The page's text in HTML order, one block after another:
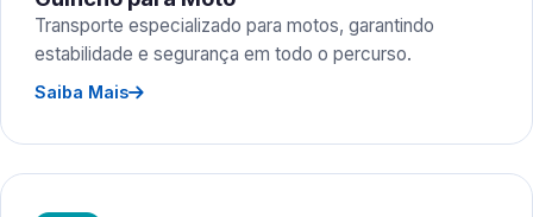
Transporte especializado para motos, garantindo
estabilidade e segurança em todo o percurso.
Saiba Mais